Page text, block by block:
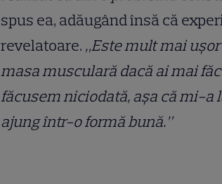
spus ea, adăugând însă că
revelatoare. „Este mult mai
masa musculară dacă ai mai
făcusem niciodată, așa că mi-a
ajung într-o formă bună.”